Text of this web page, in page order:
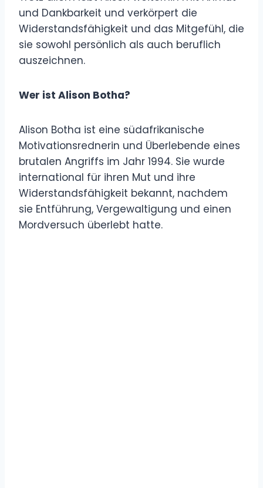
und Dankbarkeit und verkörpert die
Widerstandsfähigkeit und das Mitgefühl, die
sie sowohl persönlich als auch beruflich
auszeichnen.
Wer ist Alison Botha?
Alison Botha ist eine südafrikanische
Motivationsrednerin und Überlebende eines
brutalen Angriffs im Jahr 1994. Sie wurde
international für ihren Mut und ihre
Widerstandsfähigkeit bekannt, nachdem
sie Entführung, Vergewaltigung und einen
Mordversuch überlebt hatte.